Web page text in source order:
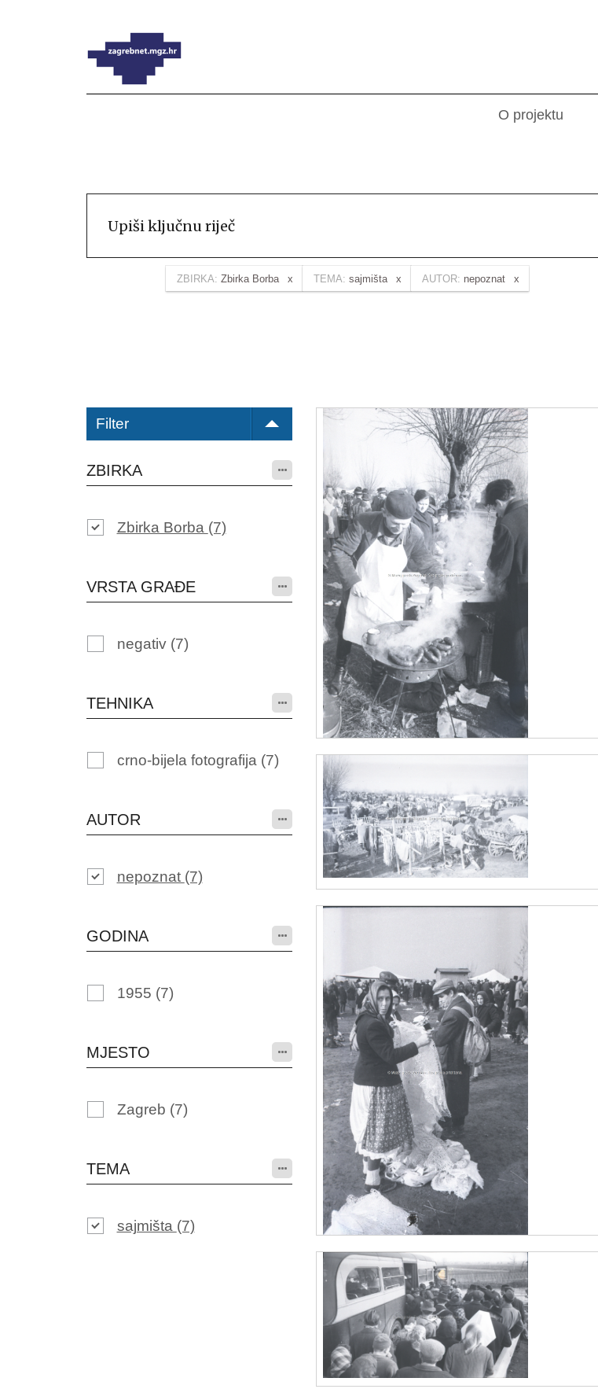
O projektu
ZBIRKA: Zbirka Borba TEMA: sajmišta AUTOR: nepoznat
Filter
ZBIRKA
Zbirka Borba (7)
VRSTA GRAĐE
negativ (7)
TEHNIKA
crno-bijela fotografija (7)
AUTOR
nepoznat (7)
GODINA
1955 (7)
MJESTO
Zagreb (7)
TEMA
sajmišta (7)